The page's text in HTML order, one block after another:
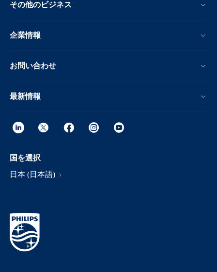
その他のビジネス
企業情報
お問い合わせ
最新情報
国を選択
日本 (日本語)